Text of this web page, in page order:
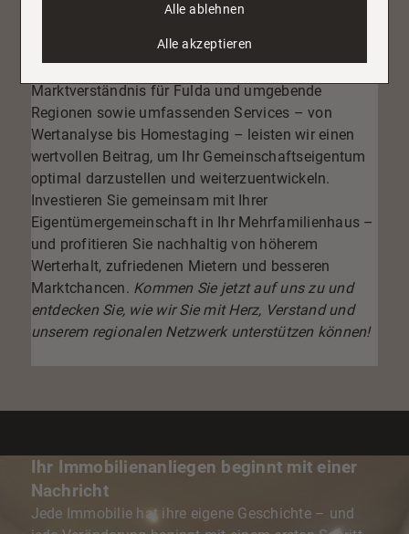
Immobilien GmbH kann dabei entscheidend sein:
Mit unserem erfahrenen Team, tiefem
Marktverständnis für Fulda und umgebende
Regionen sowie umfassenden Services – von
Wertanalyse bis Homestaging – leisten wir einen
wertvollen Beitrag, um Ihr Gemeinschaftseigentum
optimal darzustellen und weiterzuentwickeln.
Investieren Sie gemeinsam mit Ihrer
Eigentümergemeinschaft in Ihr Mehrfamilienhaus –
und profitieren Sie nachhaltig von höherem
Werterhalt, zufriedenen Mietern und besseren
Marktchancen. Kommen Sie jetzt auf uns zu und
entdecken Sie, wie wir Sie mit Herz, Verstand und
unserem regionalen Netzwerk unterstützen können!
Ihr Immobilienanliegen beginnt mit einer
Nachricht
Jede Immobilie hat ihre eigene Geschichte – und
Alle ablehnen
Alle akzeptieren